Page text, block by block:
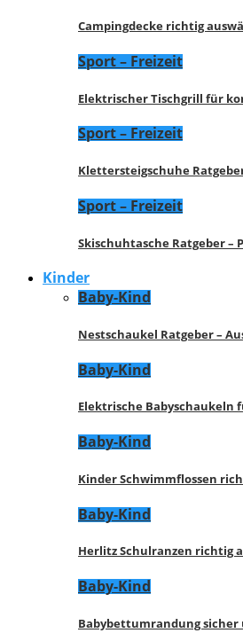
Campingdecke richtig
Sport – Freizeit
Elektrischer Tischgrill für
Sport – Freizeit
Klettersteigschuhe
Sport – Freizeit
Skischuhtasche Ratgeber –
Kinder
Baby-Kind
Nestschaukel Ratgeber –
Baby-Kind
Elektrische Babyschaukeln
Baby-Kind
Kinder Schwimmflossen
Baby-Kind
Herlitz Schulranzen richtig
Baby-Kind
Babybettumrandung